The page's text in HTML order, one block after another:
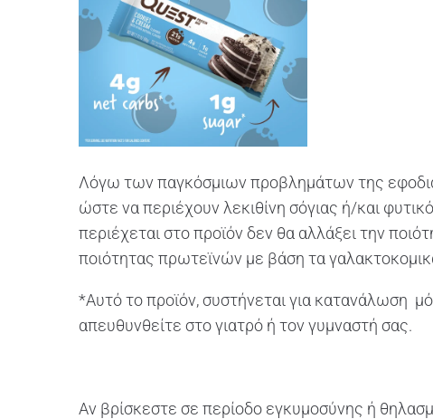
Λόγω των παγκόσμιων προβλημάτων της
ώστε να περιέχουν λεκιθίνη σόγιας ή/και
περιέχεται στο προϊόν δεν θα αλλάξει την
ποιότητας πρωτεϊνών με βάση τα
*Αυτό το προϊόν, συστήνεται για κατανάλωση
απευθυνθείτε στο γιατρό ή τον γυμναστή σας.
Αν βρίσκεστε σε περίοδο εγκυμοσύνης ή